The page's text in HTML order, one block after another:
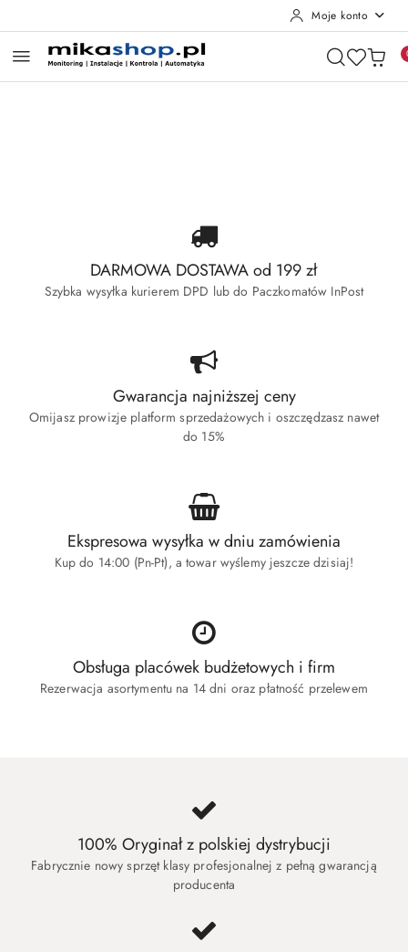
Moje konto
DARMOWA DOSTAWA od 199 zł
Szybka wysyłka kurierem DPD lub do Paczkomatów InPost
Gwarancja najniższej ceny
Omijasz prowizje platform sprzedażowych i oszczędzasz nawet
do 15%
Ekspresowa wysyłka w dniu zamówienia
Kup do 14:00 (Pn-Pt), a towar wyślemy jeszcze dzisiaj!
Obsługa placówek budżetowych i firm
Rezerwacja asortymentu na 14 dni oraz płatność przelewem
100% Oryginał z polskiej dystrybucji
Fabrycznie nowy sprzęt klasy profesjonalnej z pełną gwarancją
producenta